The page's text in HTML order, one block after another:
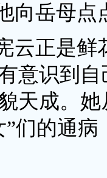
向岳母点
云正是
意识到
天成。
”们的通